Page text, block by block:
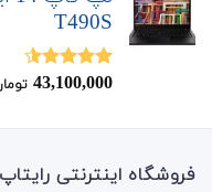
T490S
نمره4.50
43,100,000
فروشگاه اینترنتی